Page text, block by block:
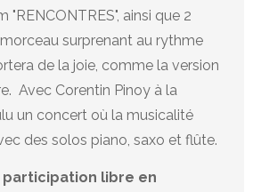
ainsi que 2
surprenant au rythme
de la joie, comme la version
Avec Corentin Pinoy à la
un concert où la musicalité
des solos piano, saxo et flûte.
libre en